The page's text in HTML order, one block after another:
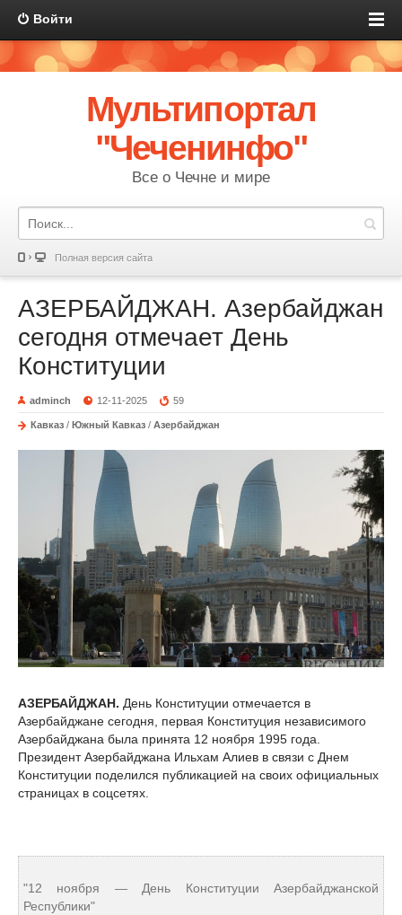
Войти
Мультипортал
"Чеченинфо"
Все о Чечне и мире
Полная версия сайта
АЗЕРБАЙДЖАН. Азербайджан
сегодня отмечает День
Конституции
adminch 12-11-2025 59
Кавказ / Южный Кавказ / Азербайджан
АЗЕРБАЙДЖАН. День Конституции отмечается в
Азербайджане сегодня, первая Конституция независимого
Азербайджана была принята 12 ноября 1995 года.
Президент Азербайджана Ильхам Алиев в связи с Днем
Конституции поделился публикацией на своих официальных
страницах в соцсетях.
"12 ноября — День Конституции Азербайджанской
Республики"